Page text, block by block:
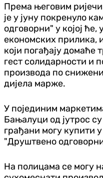
Према његовим
је у јуну покренуло
одговорни" у којој ће,
економских прилика,
који погађају домаће
гест солидарности и
производа по
дијела марже.
У појединим
Бањалуци од јутрос
грађани могу купити
"Друштвено
На полицама се могу